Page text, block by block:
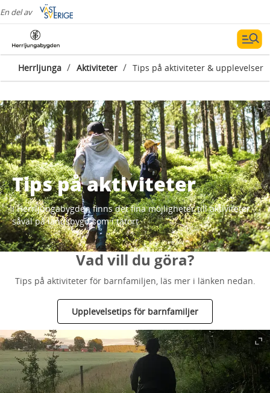
En del av
Herrljunga / Aktiviteter / Tips på aktiviteter & upplevelser
Tips på aktiviteter
I Herrljungabygden finns det fina möjligheter till aktiviteter
såväl på landsbygd som i tätort.
Vad vill du göra?
Tips på aktiviteter för barnfamiljen, läs mer i länken nedan.
Upplevelsetips för barnfamiljer